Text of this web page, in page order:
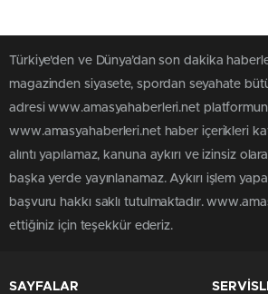
Türkiye'den ve Dünya’dan son dakika
magazinden siyasete, spordan seyahate
adresi www.amasyahaberleri.net
www.amasyahaberleri.net haber içerikleri
alıntı yapılamaz, kanuna aykırı ve izinsiz
başka yerde yayınlanamaz. Aykırı işlem
başvuru hakkı saklı tutulmaktadır.
ettiğiniz için teşekkür ederiz.
SAYFALAR